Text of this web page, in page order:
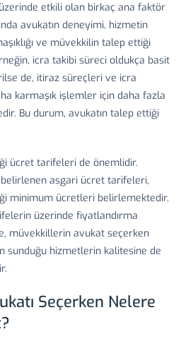
etkili olan birkaç ana faktör
avukatın deneyimi, hizmetin
ve müvekkilin talep ettiği
icra takibi süreci oldukça basit
de, itiraz süreçleri ve icra
karmaşık işlemler için daha fazla
Bu durum, avukatın talep ettiği
ücret tarifeleri de önemlidir.
asgari ücret tarifeleri,
minimum ücretleri belirlemektedir.
üzerinde fiyatlandırma
müvekkillerin avukat seçerken
sunduğu hizmetlerin kalitesine de
Seçerken Nelere